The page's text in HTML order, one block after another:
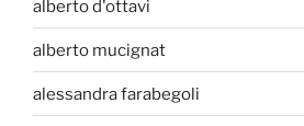
alberto d'ottavi
alberto mucignat
alessandra farabegoli